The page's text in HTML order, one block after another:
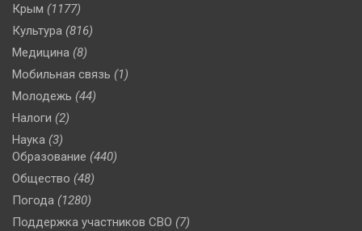
Крым (1177)
Культура (816)
Медицина (8)
Мобильная связь (1)
Молодежь (44)
Налоги (2)
Наука (3)
Образование (440)
Общество (48)
Погода (1280)
Поддержка участников СВО (7)